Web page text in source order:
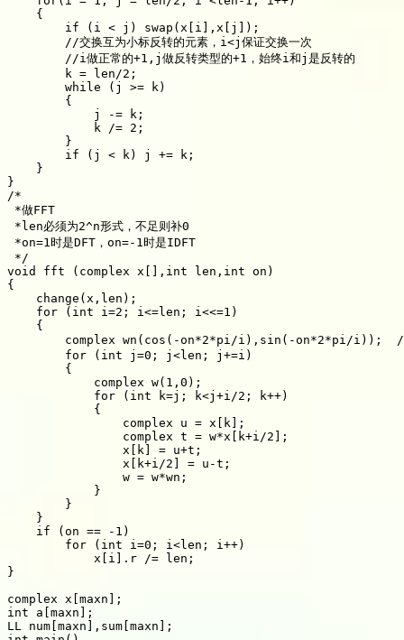
{
if
( i < j ) swap ( x i , x j ) ;
//交换互为小标反转的元素，i<j保证交换一次
//i做正常的+1,j做反转类型的+1，始终i和j是反转的
        k
= len/2 ;
while
( j >= k)
{
            j
-= k ;
            k
/= 2 ;
}
if
( j < k) j += k ;
}
}
/*
*做FFT
*len必须为2^n形式，不足则补0
*on=1时是DFT，on=-1时是IDFT
*/
void
fft ( complex x , int len , int on )
{
change ( x , len ) ;
for
( int i=2 ; i<=len ; i<<=1 )
{
        complex
wn ( cos ( -on*2*pi/i ) , sin ( -on*2*pi/i ) ) ;
for
( int j =0 ; j <len ; j +=i )
{
            complex
w( 1 , 0 ) ;
for
( int k=j ; k<j +i/2 ; k++)
{
                complex u
= x k
;
                complex t
= w*x k+i/2
;
                x
k = u+t ;
                x
k+i/2 = u -t ;
                w
= w*wn ;
}
}
}
if
( on == - 1 )
for
( int i=0 ; i<len ; i++)
            x
i . r /= len ;
}
complex x maxn
;
int a maxn
;
LL num maxn , sum maxn
;